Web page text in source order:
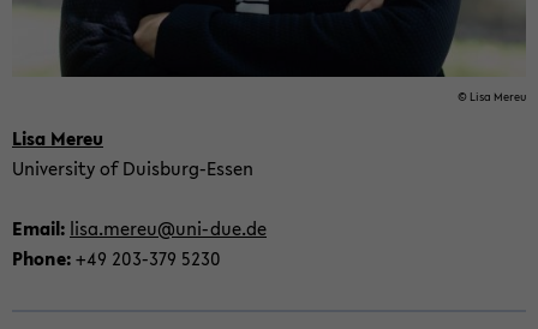
© Lisa Mereu
Lisa Mereu
Uni­ver­sity of Duisburg-​Essen
Email: lisa.mereu@uni-​due.de
Phone:+49 203-​379 5230